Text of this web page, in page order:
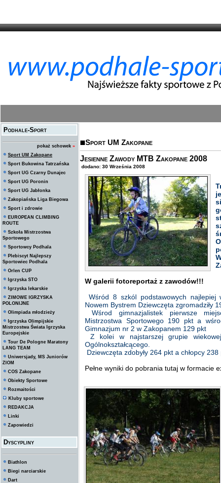
Podhale-Sport
pokaż schowek »
Sport UM Zakopane
Sport Bukowina Tatrzańska
Sport UG Czarny Dunajec
Sport UG Poronin
Sport UG Jabłonka
Zakopiańska Liga Biegowa
Sport i zdrowie
EUROPEAN CLIMBING
ROUTE
Szkoła Mistrzostwa
Sportowego
Sportowcy Podhala
Plebiscyt Najlepszy
Sportowiec Podhala
Orlen CUP
Igrzyska STO
Igrzyska lekarskie
ZIMOWE IGRZYSKA
POLONIJNE
Olimpiada młodzieży
Igrzyska Olimpijskie
Mistrzostwa Świata Igrzyska
Europejskie
Tour De Pologne Maratony
LANG TEAM
Uniwersjady, MS Juniorów
ZIOM
COS Zakopane
Obiekty Sportowe
Rozmaitości
Kluby sportowe
REDAKCJA
Linki
Zapowiedzi
Dyscypliny
Biathlon
Biegi narciarskie
Dart
Sport UM Zakopane
Jesienne Zawody MTB Zakopane 2008
dodano: 30 Września 2008
W galerii fotoreportaż z zawodów!!!
Wśród 8 szkól podstawowych najlepiej
Nowem Bystrem Dziewczęta zgromadziły
Wśrod gimnazjalistek pierwsze
Mistrzostwa Sportowego 190 pkt a
Gimnazjum nr 2 w Zakopanem 129 pkt
Z kolei w najstarszej grupie
Ogólnokształcącego.
Dziewczęta zdobyły 264 pkt a chłopcy
Pełne wyniki do pobrania tutaj w formacie